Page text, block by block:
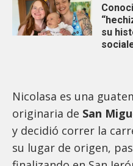
su
Nicolasa es una
originaria de San
y decidió correr la
su lugar de origen,